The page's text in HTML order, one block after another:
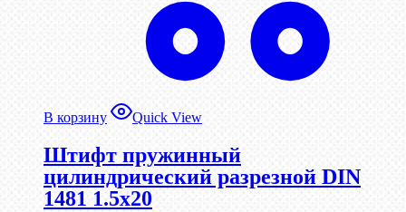
В корзину Quick View
Штифт пружинный
цилиндрический разрезной DIN
1481 1.5х20